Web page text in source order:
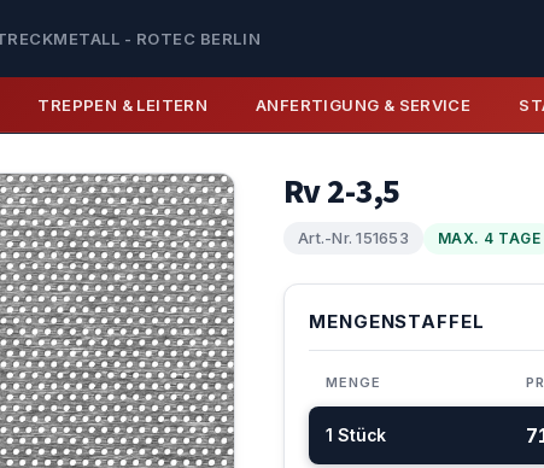
- ROTEC BERLIN
TREPPEN & LEITERN ANFERTIGUNG & SERVICE
Rv 2-3,5
Art.-Nr. 151653 MAX. 4 TAGE
MENGENSTAFFEL
MENGE
1 Stück